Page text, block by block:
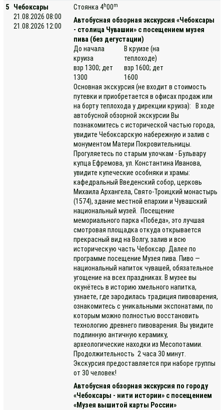
5
Чебоксары
21.08.2026 08:00
21.08.2026 12:00
Стоянка 4h00m
Автобусная обзорная экскурсия «Чебоксары
- столица Чувашии» с посещением музея
пива (без дегустации)
До начала
круиза
взр 1300; дет
1300
В круизе (на
теплоходе)
взр 1600; дет
1600
Основная экскурсия (не входит в стоимость
путевки и приобретается в офисах продаж или
на борту теплохода у дирекции круиза): В ходе
автобусной обзорной экскурсии Вы
познакомитесь с исторической частью города,
увидите Чебоксарскую набережную и залив с
монументом Матери Покровительницы.
Прогуляетесь по старым улочкам - Бульвару
купца Ефремова, ул. Константина Иванова,
увидите купеческие особняки и храмы:
кафедральный Введенский собор, церковь
Михаила Архангела, Свято-Троицкий монастырь
(1574), здание местной епархии и Чувашский
национальный музей. Посещение
мемориального парка «Победа», это лучшая
смотровая площадка откуда открывается
прекрасный вид на Волгу, залив и всю
историческую часть Чебоксар. Далее по
программе посещение Музея пива. Пиво —
национальный напиток чувашей, обязательное
угощение на всех праздниках. В музее вы
окунётесь в историю хмельного напитка,
узнаете, где зародилась традиция пивоварения,
ознакомитесь с уникальными экспонатами, по
которым можно полностью восстановить
технологию древнего пивоварения. Вы увидите
подлинную античную керамику,
археологические находки из Месопотамии.
Продолжительность 2 часа 30 минут.
Экскурсия предоставляется при наборе группы
от 30 человек!
Автобусная обзорная экскурсия по городу
«Чебоксары - нити истории» с посещением
«Музея вышитой карты России»